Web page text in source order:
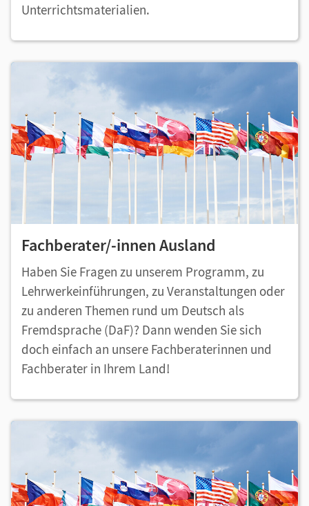
Unterrichtsmaterialien.
Fachberater/-innen Ausland
Haben Sie Fragen zu unserem Programm, zu
Lehrwerkeinführungen, zu Veranstaltungen oder
zu anderen Themen rund um Deutsch als
Fremdsprache (DaF)? Dann wenden Sie sich
doch einfach an unsere Fachberaterinnen und
Fachberater in Ihrem Land!